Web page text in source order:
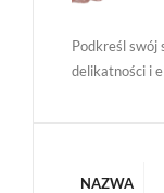
Podkreśl swój
delikatności i
NAZWA